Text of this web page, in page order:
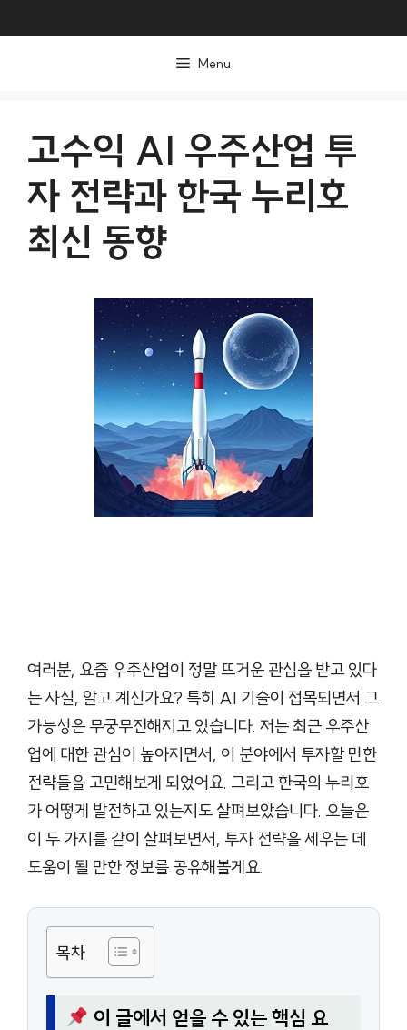
Menu
고수익 AI 우주산업 투
자 전략과 한국 누리호
최신 동향
여러분, 요즘 우주산업이 정말 뜨거운 관심을 받고 있다
는 사실, 알고 계신가요? 특히 AI 기술이 접목되면서 그
가능성은 무궁무진해지고 있습니다. 저는 최근 우주산
업에 대한 관심이 높아지면서, 이 분야에서 투자할 만한
전략들을 고민해보게 되었어요. 그리고 한국의 누리호
가 어떻게 발전하고 있는지도 살펴보았습니다. 오늘은
이 두 가지를 같이 살펴보면서, 투자 전략을 세우는 데
도움이 될 만한 정보를 공유해볼게요.
목차
이 글에서 얻을 수 있는 핵심 요